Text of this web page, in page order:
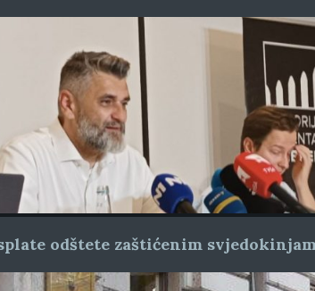
odštete zaštićenim